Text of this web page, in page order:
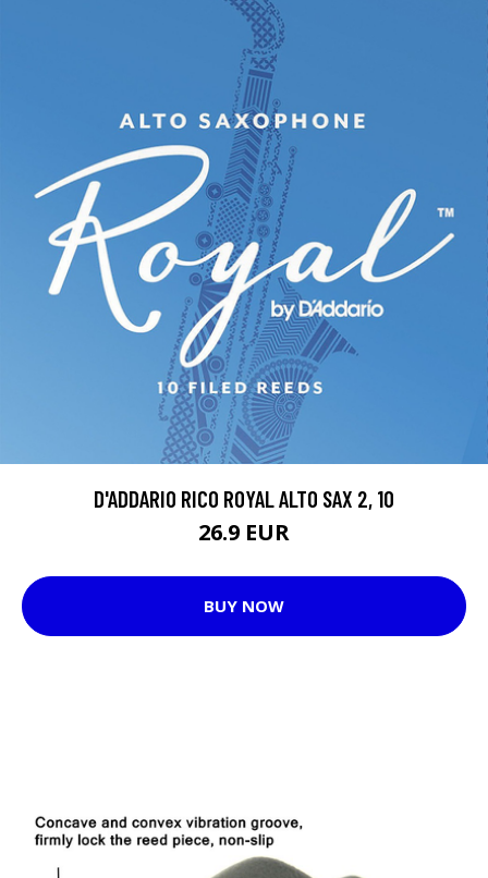
D'ADDARIO RICO ROYAL ALTO SAX 2, 10
26.9 EUR
BUY NOW